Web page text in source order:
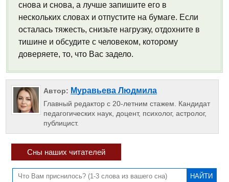
снова и снова, а лучше запишите его в
нескольких словах и отпустите на бумаге. Если
осталась тяжесть, снизьте нагрузку, отдохните в
тишине и обсудите с человеком, которому
доверяете, то, что Вас задело.
Автор: Муравьева Людмила
Главный редактор с 20-летним стажем. Кандидат
педагогических наук, доцент, психолог, астролог,
публицист.
Сны наших читателей